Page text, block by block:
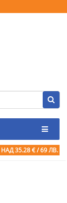
НАД 35.28 € / 69 ЛВ.